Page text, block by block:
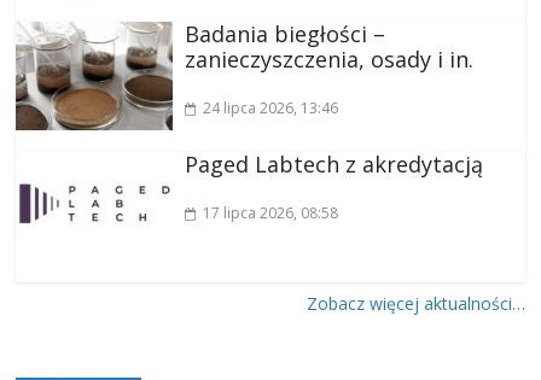
Badania biegłości –
zanieczyszczenia, osady i in.
24 lipca 2026, 13:46
Paged Labtech z akredytacją
17 lipca 2026, 08:58
Zobacz więcej aktualności…